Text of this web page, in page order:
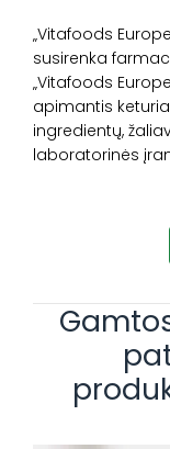
„Vitafoods
susirenka
„Vitafoods
apimantis
ingredientų,
laboratorinės